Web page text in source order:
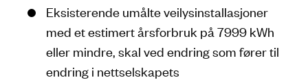
Eksisterende umålte veilysinstallasjoner
med et estimert årsforbruk på 7999 kWh
eller mindre, skal ved endring som fører til
endring i nettselskapets